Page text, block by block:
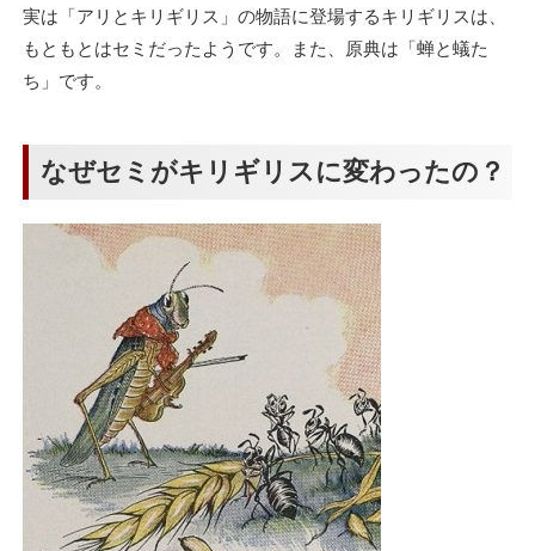
実は「アリとキリギリス」の物語に登場するキリギリスは、
もともとはセミだったようです。また、原典は「蝉と蟻た
ち」です。
なぜセミがキリギリスに変わったの？